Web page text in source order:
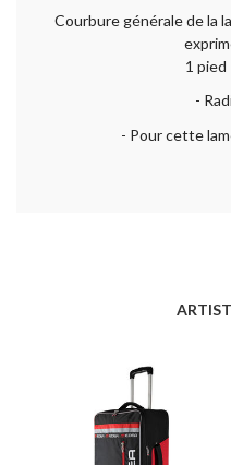
Courbure générale de la
1 pied
-
- Pour cette